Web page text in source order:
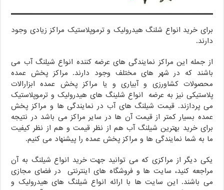
برای خرید انواع شلنگ هیدرولیک و ترموپلاستیک مراکز زیادی وجود
دارند.
از جمله این مراکز نمایندگی های عرضه کننده انواع شیلنگ آب می
باشند که در شهر های مختلف وجود دارند. مراکز پخش عمده
محصولات کشاورزی و آبیاری و یا مراکز پخش عمده ابزارالات
پلاستیکی نیز به عرضه انواع شلینگ های هیدرولیک و ترموپلاستیک
می پردازند. قیمت شیلنگ های آب در نمایندگی ها و مراکز پخش
عمده بسیار کمتر از قیمت آن ها در سایر مراکز می باشد در نتیجه
برای خرید بهترین شیلنگ آب هم از نظر قیمت و هم از نظر کیفیت
ما به شما نمایندگی ها و مراکز پخش عمده را پیشنهاد می کنیم.
یکی دیگر از مراکزی که می توانید جهت خرید انواع شیلنگ به آن
مراجعه کنید، سایت ها و فروشگاه های اینترنتی در فضای مجازی
می باشند. این سایت ها با ارائه انواع شیلنگ های هیدرولیک و